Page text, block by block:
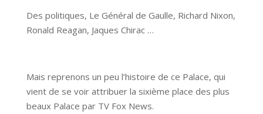
Des politiques, Le Général de Gaulle, Richard Nixon,
Ronald Reagan, Jaques Chirac …
Mais reprenons un peu l’histoire de ce Palace, qui
vient de se voir attribuer la sixième place des plus
beaux Palace par TV Fox News.